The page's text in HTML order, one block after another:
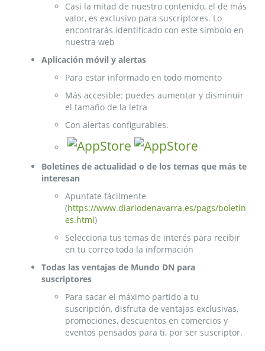
Casi la mitad de nuestro contenido, el de más
valor, es exclusivo para suscriptores. Lo
encontrarás identificado con este símbolo en
nuestra web
Aplicación móvil y alertas
Para estar informado en todo momento
Más accesible: puedes aumentar y disminuir
el tamaño de la letra
Con alertas configurables.
Boletines de actualidad o de los temas que más te
interesan
Apuntate fácilmente
(https://www.diariodenavarra.es/pags/boletin
es.html)
Selecciona tus temas de interés para recibir
en tu correo toda la información
Todas las ventajas de Mundo DN para
suscriptores
Para sacar el máximo partido a tu
suscripción, disfruta de ventajas exclusivas,
promociones, descuentos en comercios y
eventos pensados para ti, por ser suscriptor.